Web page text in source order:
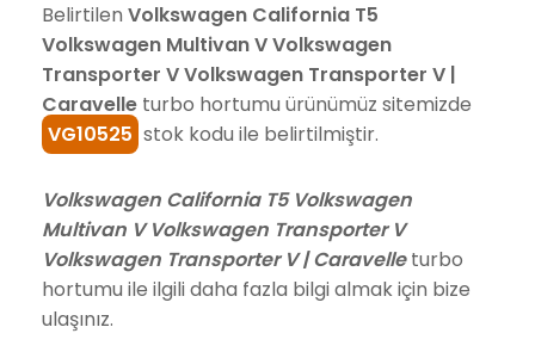
Belirtilen Volkswagen California T5
Volkswagen Multivan V Volkswagen
Transporter V Volkswagen Transporter V |
Caravelle turbo hortumu ürünümüz sitemizde
VG10525 stok kodu ile belirtilmiştir.
Volkswagen California T5 Volkswagen
Multivan V Volkswagen Transporter V
Volkswagen Transporter V | Caravelleturbo
hortumu ile ilgili daha fazla bilgi almak için bize
ulaşınız.